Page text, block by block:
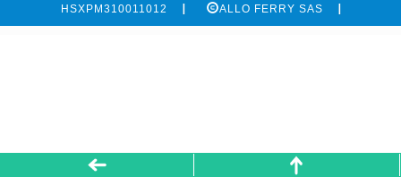
HSXPM310011012
ALLO FERRY SAS